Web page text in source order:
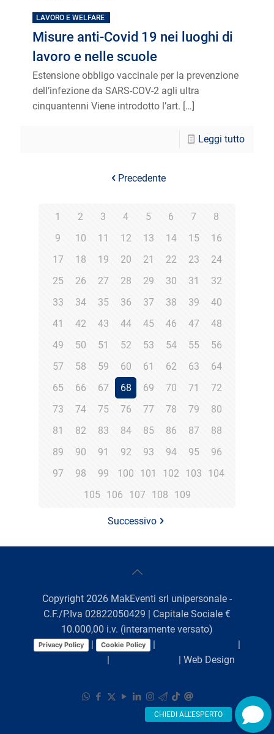
LAVORO E WELFARE
Misure anti-Covid 19 nei luoghi di
lavoro e nelle scuole
Estensione obbligo vaccinale per la prevenzione
dell’infezione da SARS-COV-2 agli ultra
cinquantenni Viene introdotto l’art. […]
Leggi tutto
Precedente
1 2 3 4 5 6 7
8
9
10 11 12 13 14 15
16
17
18 19 20 21 22 23
24
25
26 27 28 29 30 31
32
33
34 35 36 37 38 39
40
41
42 43 44 45 46 47
48
49
50 51 52 53 54 55
56
57
58 59 60 61 62 63
64
65
66 67 68 69 70 71
72
73
74 75 76 77 78 79
80
81
82 83 84 85 86 87
88
89
90 91 92 93 94 95
96
97
98 99 100 101 102 103
104
105
106 107 108 109
Successivo
Copyright 2026 MakEventi srl unipersonale -
C.F./P.Iva 02822050429 | Capitale Sociale €
10.000,00 i.v. (interamente versato)
Privacy Policy | Cookie Policy |
|
|
| Web Design